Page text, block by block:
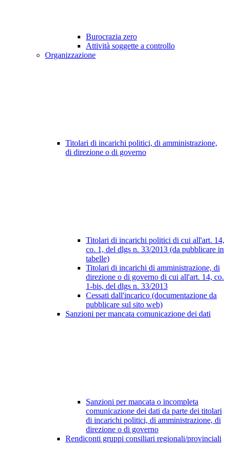
Burocrazia zero
Attività soggette a controllo
Organizzazione
Titolari di incarichi politici, di amministrazione,
di direzione o di governo
Titolari di incarichi politici di cui all'art. 14,
co. 1, del dlgs n. 33/2013 (da pubblicare in
tabelle)
Titolari di incarichi di amministrazione, di
direzione o di governo di cui all'art. 14, co.
1-bis, del dlgs n. 33/2013
Cessati dall'incarico (documentazione da
pubblicare sul sito web)
Sanzioni per mancata comunicazione dei dati
Sanzioni per mancata o incompleta
comunicazione dei dati da parte dei titolari
di incarichi politici, di amministrazione, di
direzione o di governo
Rendiconti gruppi consiliari regionali/provinciali